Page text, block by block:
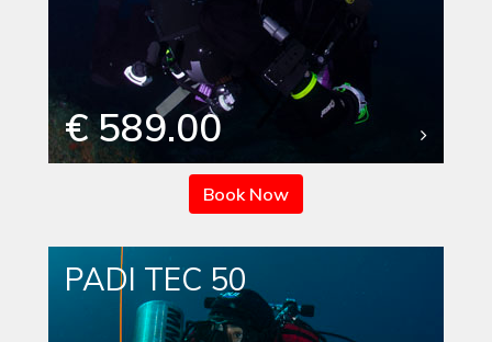
€ 589.00
Book Now
PADI TEC 50